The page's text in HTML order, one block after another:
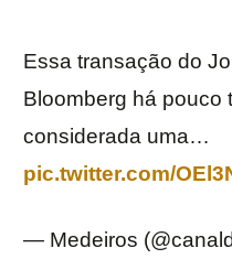
Essa transação do
Bloomberg há pouco
considerada uma…
pic.twitter.com/
— Medeiros